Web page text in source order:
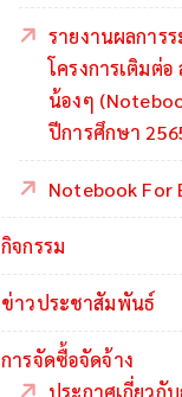
รายงานผลการ
โครงการเติมต่
น้องๆ
ปีการศึกษา
Notebook For
กิจกรรม
ข่าวประชาสัมพันธ์
การจัดซื้อจัดจ้าง
ประกาศเกี่ยวกั